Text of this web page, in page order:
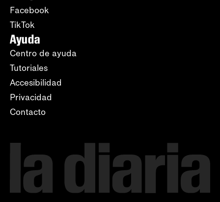
Facebook
TikTok
Ayuda
Centro de ayuda
Tutoriales
Accesibilidad
Privacidad
Contacto